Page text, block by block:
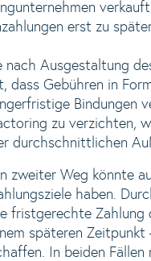
erst zu
nach Ausgestaltung
dass Gebühren in
Bindungen
zu verzichten,
durchschnittlichen
zweiter Weg könnte
haben.
fristgerechte Zahlung
späteren
In beiden